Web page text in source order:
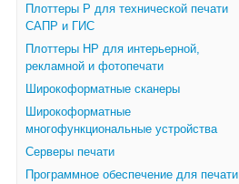
Плоттеры Р для технической печати
САПР и ГИС
Плоттеры НР для интерьерной,
рекламной и фотопечати
Широкоформатные сканеры
Широкоформатные
многофункциональные устройства
Серверы печати
Программное обеспечение для печати